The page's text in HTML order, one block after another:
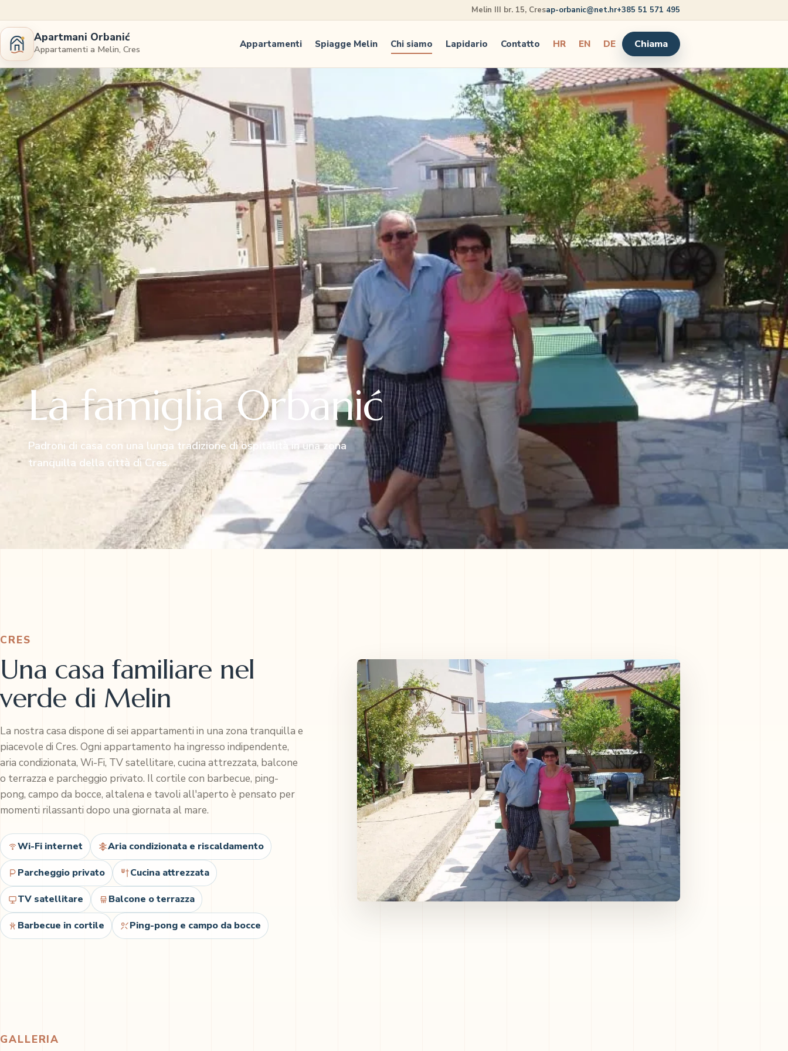
Melin III br. 15, Cresap-orbanic@net.hr+385 51 571 495
Apartmani Orbanić
Appartamenti a Melin, Cres Appartamenti Spiagge Melin Chi siamo Lapidario Contatto HR EN DE Chiama
La famiglia Orbanić
Padroni di casa con una lunga tradizione di ospitalità in una zona
tranquilla della città di Cres.
CRES
Una casa familiare nel
verde di Melin
La nostra casa dispone di sei appartamenti in una zona tranquilla e
piacevole di Cres. Ogni appartamento ha ingresso indipendente,
aria condizionata, Wi-Fi, TV satellitare, cucina attrezzata, balcone
o terrazza e parcheggio privato. Il cortile con barbecue, ping-
pong, campo da bocce, altalena e tavoli all'aperto è pensato per
momenti rilassanti dopo una giornata al mare.
Wi-Fi internet Aria condizionata e riscaldamento
Parcheggio privato Cucina attrezzata
TV satellitare Balcone o terrazza
Barbecue in cortile Ping-pong e campo da bocce
GALLERIA